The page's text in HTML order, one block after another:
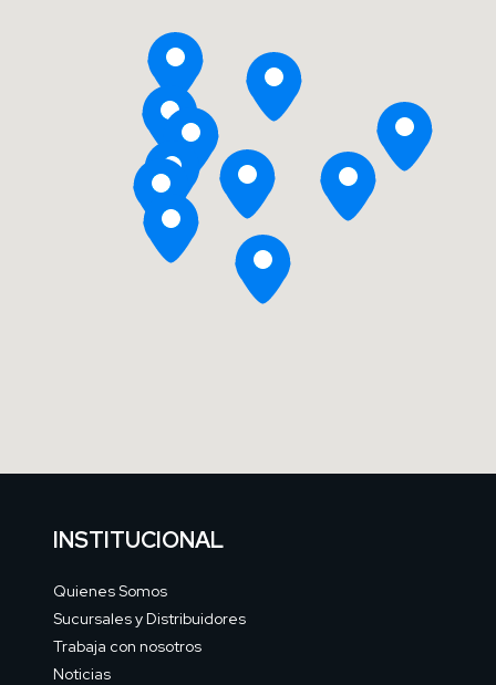
INSTITUCIONAL
Quienes Somos
Sucursales y Distribuidores
Trabaja con nosotros
Noticias